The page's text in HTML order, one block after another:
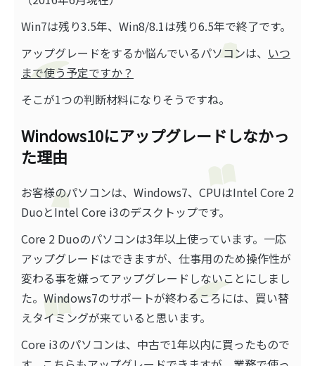
Win7は残り3.5年、Win8/8.1は残り6.5年で終了です。
アップグレードをするか悩んでいるパソコンは、 いつ
まで使う予定ですか？
そこが1つの判断材料になりそうですね。
Windows10にアップグレードしなかっ
た理由
お客様のパソコンは、Windows7、CPUはIntel Core 2
DuoとIntel Core i3のデスクトップです。
Core 2 Duoのパソコンは3年以上使っています。一応
アップグレードはできますが、仕事用のため操作性が
変わる事を嫌ってアップグレードしないことにしまし
た。Windows7のサポートが終わるころには、買い替
えタイミングが来ていると思います。
Core i3のパソコンは、中古で1年以内に買ったもので